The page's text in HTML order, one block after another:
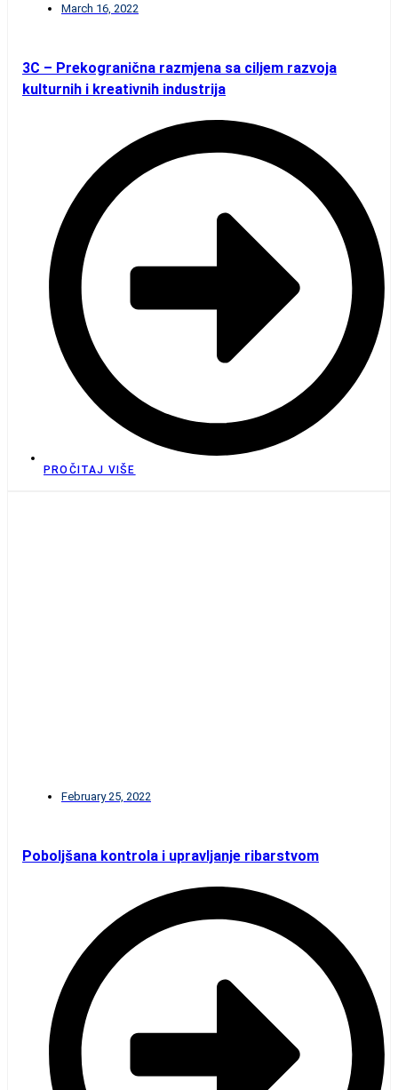
March 16, 2022
3C – Prekogranična razmjena sa ciljem razvoja
kulturnih i kreativnih industrija
PROČITAJ VIŠE
February 25, 2022
Poboljšana kontrola i upravljanje ribarstvom